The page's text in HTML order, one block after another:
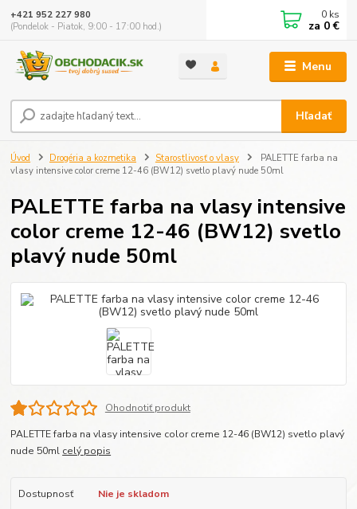
Menu
Hľadať
+421 952 227 980
(Pondelok - Piatok, 9:00 - 17:00 hod.)
0 ks
za 0 €
Úvod Drogéria a kozmetika Starostlivosť o vlasy
PALETTE farba na
vlasy intensive color creme 12-46 (BW12) svetlo plavý nude 50ml
PALETTE farba na vlasy intensive
color creme 12-46 (BW12) svetlo
plavý nude 50ml
Ohodnotiť produkt
PALETTE farba na vlasy intensive color creme 12-46 (BW12) svetlo plavý
nude 50ml celý popis
Dostupnosť
Nie je skladom